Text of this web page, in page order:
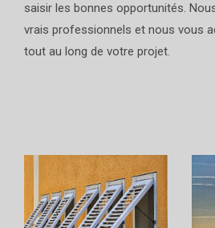
saisir les bonnes opportunités.
vrais professionnels et nous vous
tout au long de votre projet.